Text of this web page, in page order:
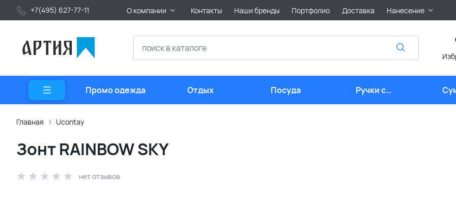
+7(495) 627-77-11 О компании Контакты Наши бренды Портфолио Доставка Нанесение
Промо одежда Отдых Посуда
Ручки с
логотипом
Главная Ucontay
Зонт RAINBOW SKY
нет отзывов